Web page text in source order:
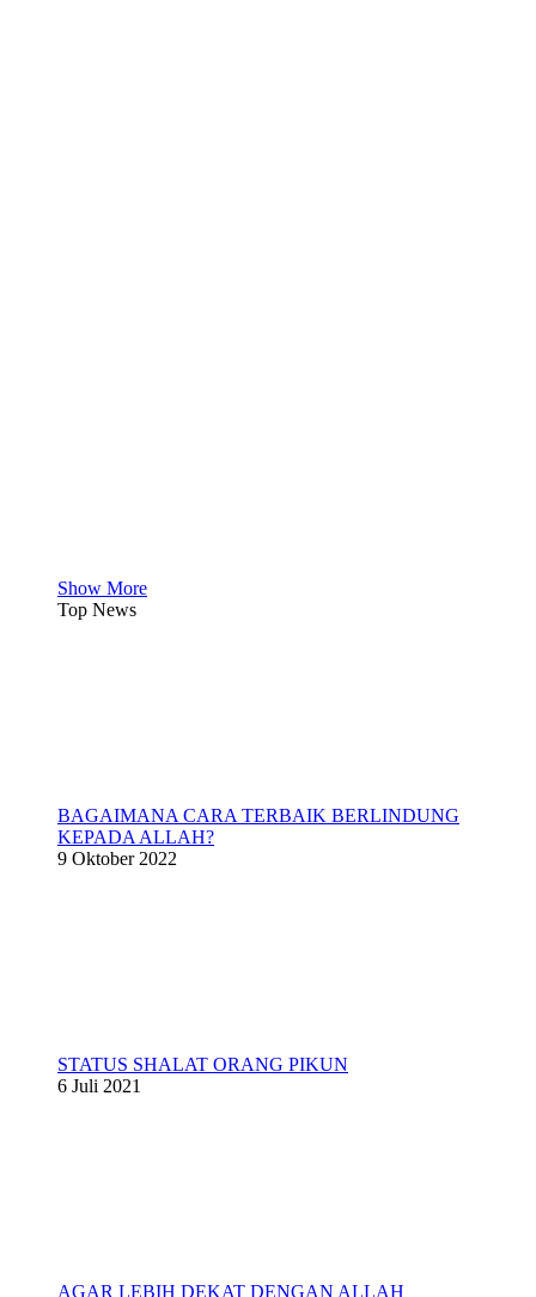
Show More
Top News
BAGAIMANA CARA TERBAIK BERLINDUNG
KEPADA ALLAH?
9 Oktober 2022
STATUS SHALAT ORANG PIKUN
6 Juli 2021
AGAR LEBIH DEKAT DENGAN ALLAH